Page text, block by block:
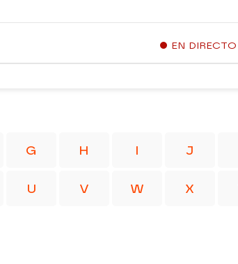
EN DIRECTO
G H I J
U V W X